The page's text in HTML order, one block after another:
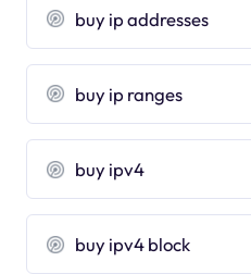
buy ip addresses
buy ip ranges
buy ipv4
buy ipv4 block